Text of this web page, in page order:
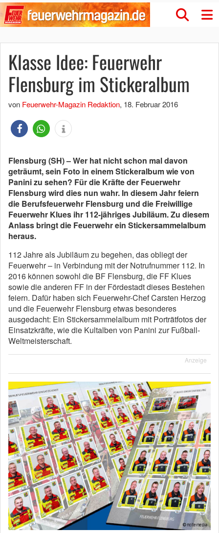
Klasse Idee: Feuerwehr
Flensburg im Stickeralbum
von Feuerwehr-Magazin Redaktion, 18. Februar 2016
Flensburg (SH) – Wer hat nicht schon mal davon
geträumt, sein Foto in einem Stickeralbum wie von
Panini zu sehen? Für die Kräfte der Feuerwehr
Flensburg wird dies nun wahr. In diesem Jahr feiern
die Berufsfeuerwehr Flensburg und die Freiwillige
Feuerwehr Klues ihr 112-jähriges Jubiläum. Zu diesem
Anlass bringt die Feuerwehr ein Stickersammelalbum
heraus.
112 Jahre als Jubiläum zu begehen, das obliegt der
Feuerwehr – in Verbindung mit der Notrufnummer 112. In
2016 können sowohl die BF Flensburg, die FF Klues
sowie die anderen FF in der Fördestadt dieses Bestehen
feiern. Dafür haben sich Feuerwehr-Chef Carsten Herzog
und die Feuerwehr Flensburg etwas besonderes
ausgedacht: Ein Stickersammelalbum mit Porträtfotos der
Einsatzkräfte, wie die Kultalben von Panini zur Fußball-
Weltmeisterschaft.
Anzeige